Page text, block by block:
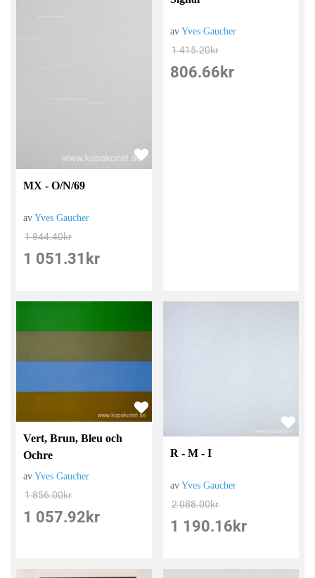
MX - O/N/69
avYves Gaucher
1 844.40kr
1 051.31 kr
avYves Gaucher
1 415.20kr
806.66 kr
Vert, Brun, Bleu och
Ochre
avYves Gaucher
1 856.00kr
1 057.92 kr
R - M - I
avYves Gaucher
2 088.00kr
1 190.16 kr